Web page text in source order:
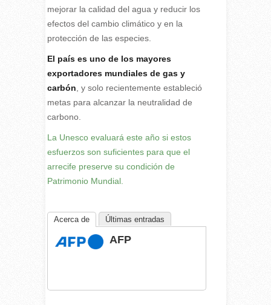
mejorar la calidad del agua y reducir los
efectos del cambio climático y en la
protección de las especies.
El país es uno de los mayores
exportadores mundiales de gas y
carbón , y solo recientemente estableció
metas para alcanzar la neutralidad de
carbono.
La Unesco evaluará este año si estos
esfuerzos son suficientes para que el
arrecife preserve su condición de
Patrimonio Mundial.
Acerca de Últimas entradas
AFP